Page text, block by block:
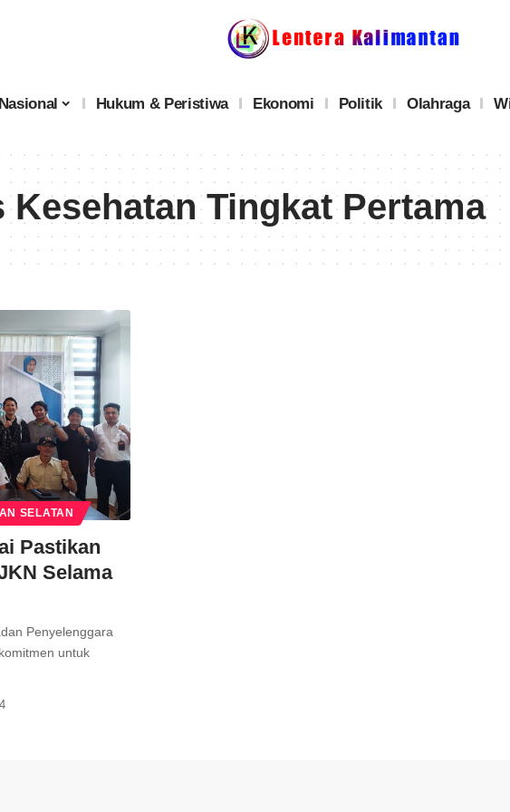
Nasional Hukum & Peristiwa Ekonomi Politik Olahraga
Kesehatan Tingkat Pertama
SELATAN
Pastikan
Selama
Penyelenggara
untuk